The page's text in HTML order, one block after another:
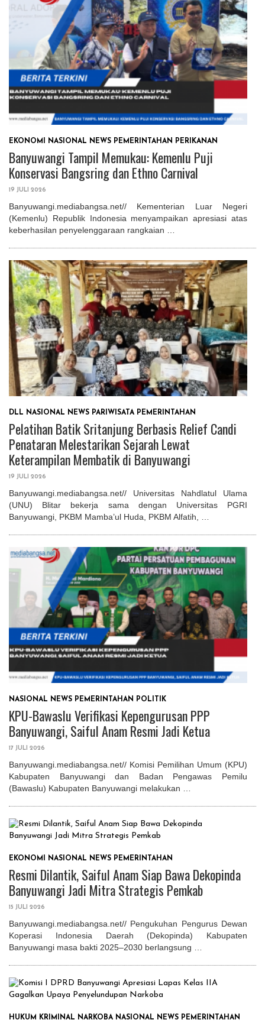
EKONOMI NASIONAL NEWS PEMERINTAHAN PERIKANAN
Banyuwangi Tampil Memukau: Kemenlu Puji
Konservasi Bangsring dan Ethno Carnival
19 JULI 2026
Banyuwangi.mediabangsa.net// Kementerian Luar Negeri
(Kemenlu) Republik Indonesia menyampaikan apresiasi atas
keberhasilan penyelenggaraan rangkaian …
DLL NASIONAL NEWS PARIWISATA PEMERINTAHAN
Pelatihan Batik Sritanjung Berbasis Relief Candi
Penataran Melestarikan Sejarah Lewat
Keterampilan Membatik di Banyuwangi
19 JULI 2026
Banyuwangi.mediabangsa.net// Universitas Nahdlatul Ulama
(UNU) Blitar bekerja sama dengan Universitas PGRI
Banyuwangi, PKBM Mamba’ul Huda, PKBM Alfatih, …
NASIONAL NEWS PEMERINTAHAN POLITIK
KPU-Bawaslu Verifikasi Kepengurusan PPP
Banyuwangi, Saiful Anam Resmi Jadi Ketua
17 JULI 2026
Banyuwangi.mediabangsa.net// Komisi Pemilihan Umum (KPU)
Kabupaten Banyuwangi dan Badan Pengawas Pemilu
(Bawaslu) Kabupaten Banyuwangi melakukan …
EKONOMI NASIONAL NEWS PEMERINTAHAN
Resmi Dilantik, Saiful Anam Siap Bawa Dekopinda
Banyuwangi Jadi Mitra Strategis Pemkab
15 JULI 2026
Banyuwangi.mediabangsa.net// Pengukuhan Pengurus Dewan
Koperasi Indonesia Daerah (Dekopinda) Kabupaten
Banyuwangi masa bakti 2025–2030 berlangsung …
HUKUM KRIMINAL NARKOBA NASIONAL NEWS PEMERINTAHAN